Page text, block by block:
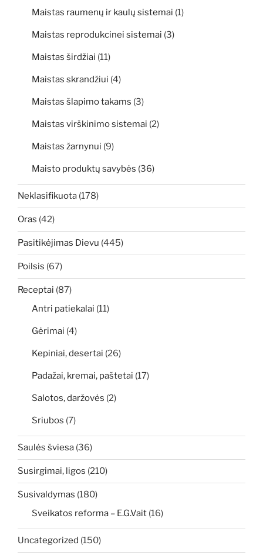
Maistas raumenų ir kaulų sistemai (1)
Maistas reprodukcinei sistemai (3)
Maistas širdžiai (11)
Maistas skrandžiui (4)
Maistas šlapimo takams (3)
Maistas virškinimo sistemai (2)
Maistas žarnynui (9)
Maisto produktų savybės (36)
Neklasifikuota (178)
Oras (42)
Pasitikėjimas Dievu (445)
Poilsis (67)
Receptai (87)
Antri patiekalai (11)
Gėrimai (4)
Kepiniai, desertai (26)
Padažai, kremai, paštetai (17)
Salotos, daržovės (2)
Sriubos (7)
Saulės šviesa (36)
Susirgimai, ligos (210)
Susivaldymas (180)
Sveikatos reforma – E.G.Vait (16)
Uncategorized (150)